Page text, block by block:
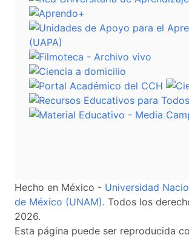
Hecho en México - Universidad
de México (UNAM). Todos los
2026.
Esta página puede ser reproducida